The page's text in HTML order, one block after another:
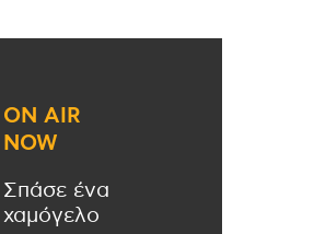
ON AIR
NOW
Σπάσε ένα
χαμόγελο